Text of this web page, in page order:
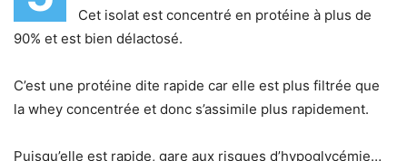
Cet isolat est concentré en protéine à plus de
90% et est bien délactosé.
C’est une protéine dite rapide car elle est plus filtrée que
la whey concentrée et donc s’assimile plus rapidement.
Puisqu’elle est rapide, gare aux risques d’hypoglycémie…